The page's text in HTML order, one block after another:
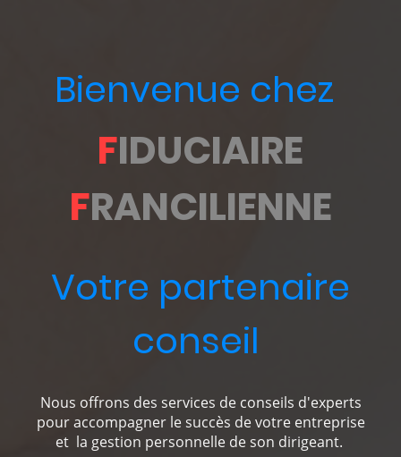
Bienvenue chez
FIDUCIAIRE
FRANCILIENNE
Votre partenaire
conseil
Nous offrons des services de conseils d'experts
pour accompagner le succès de votre entreprise
et la gestion personnelle de son dirigeant.